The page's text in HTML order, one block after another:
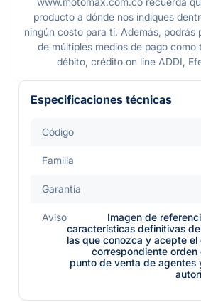
producto a dónde nos indiques
ningún costo para ti. Además, podrás
de múltiples medios de pago como
débito, crédito on line ADDI,
Especificaciones técnicas
Código
Familia
Garantía
Aviso
Imagen de
características definitivas
las que conozca y acepte el
correspondiente
punto de venta de agentes